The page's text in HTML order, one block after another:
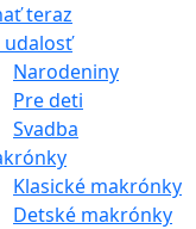
teraz
udalosť
Narodeniny
Pre deti
Svadba
Klasické makrónky
Detské makrónky